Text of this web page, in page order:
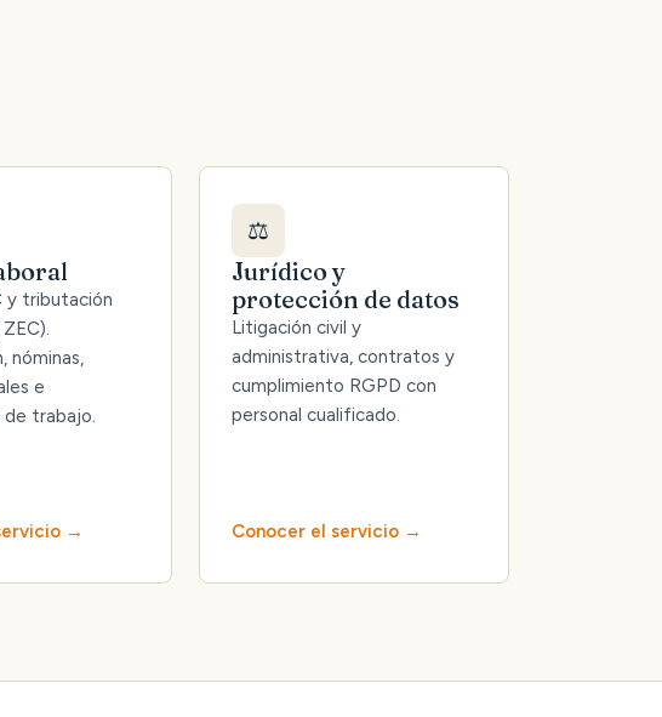
y tributación
nóminas,
e
de trabajo.
⚖️
Jurídico y
protección de datos
Litigación civil y
administrativa, contratos y
cumplimiento RGPD con
personal cualificado.
Conocer el servicio